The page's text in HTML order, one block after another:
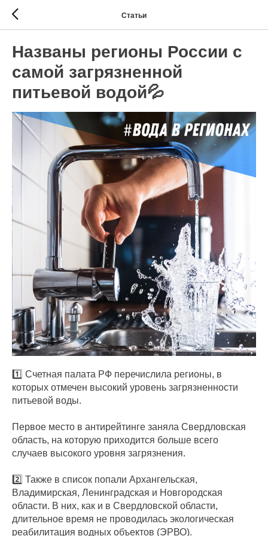
Статьи
Названы регионы России с
самой загрязненной
питьевой водой💦
1️⃣ Счетная палата РФ перечислила регионы, в
которых отмечен высокий уровень загрязненности
питьевой воды.
Первое место в антирейтинге заняла Свердловская
область, на которую приходится больше всего
случаев высокого уровня загрязнения.
2️⃣ Также в список попали Архангельская,
Владимирская, Ленинградская и Новгородская
области. В них, как и в Свердловской области,
длительное время не проводилась экологическая
реабилитация водных объектов (ЭРВО).